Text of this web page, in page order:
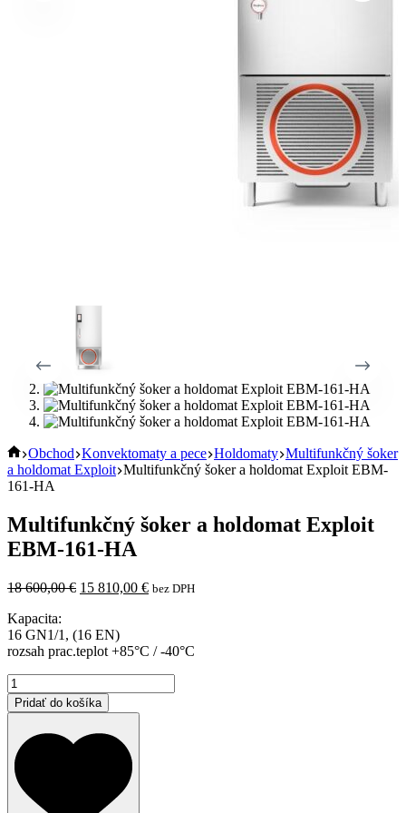
Home
Obchod Konvektomaty a pece Holdomaty Multifunkčný šoker
a holdomat Exploit Multifunkčný šoker a holdomat Exploit EBM-
161-HA
Multifunkčný šoker a holdomat Exploit
EBM-161-HA
18 600,00€ Pôvodná
18
600,00 €.
15 810,00 €Aktuálna
810,00 €.
bez DPH
Kapacita:
16 GN1/1, (16 EN)
rozsah prac.teplot +85°C / -40°C
množstvo
Multifunkčný
šoker
holdomat
Exploit
EBM-
161-
Pridať do košíka